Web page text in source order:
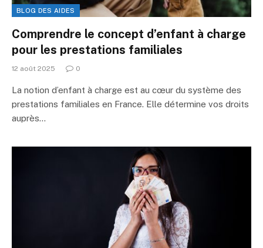
BLOG DES AIDES
Comprendre le concept d’enfant à charge
pour les prestations familiales
12 août 2025 0
La notion d’enfant à charge est au cœur du système des
prestations familiales en France. Elle détermine vos droits
auprès…